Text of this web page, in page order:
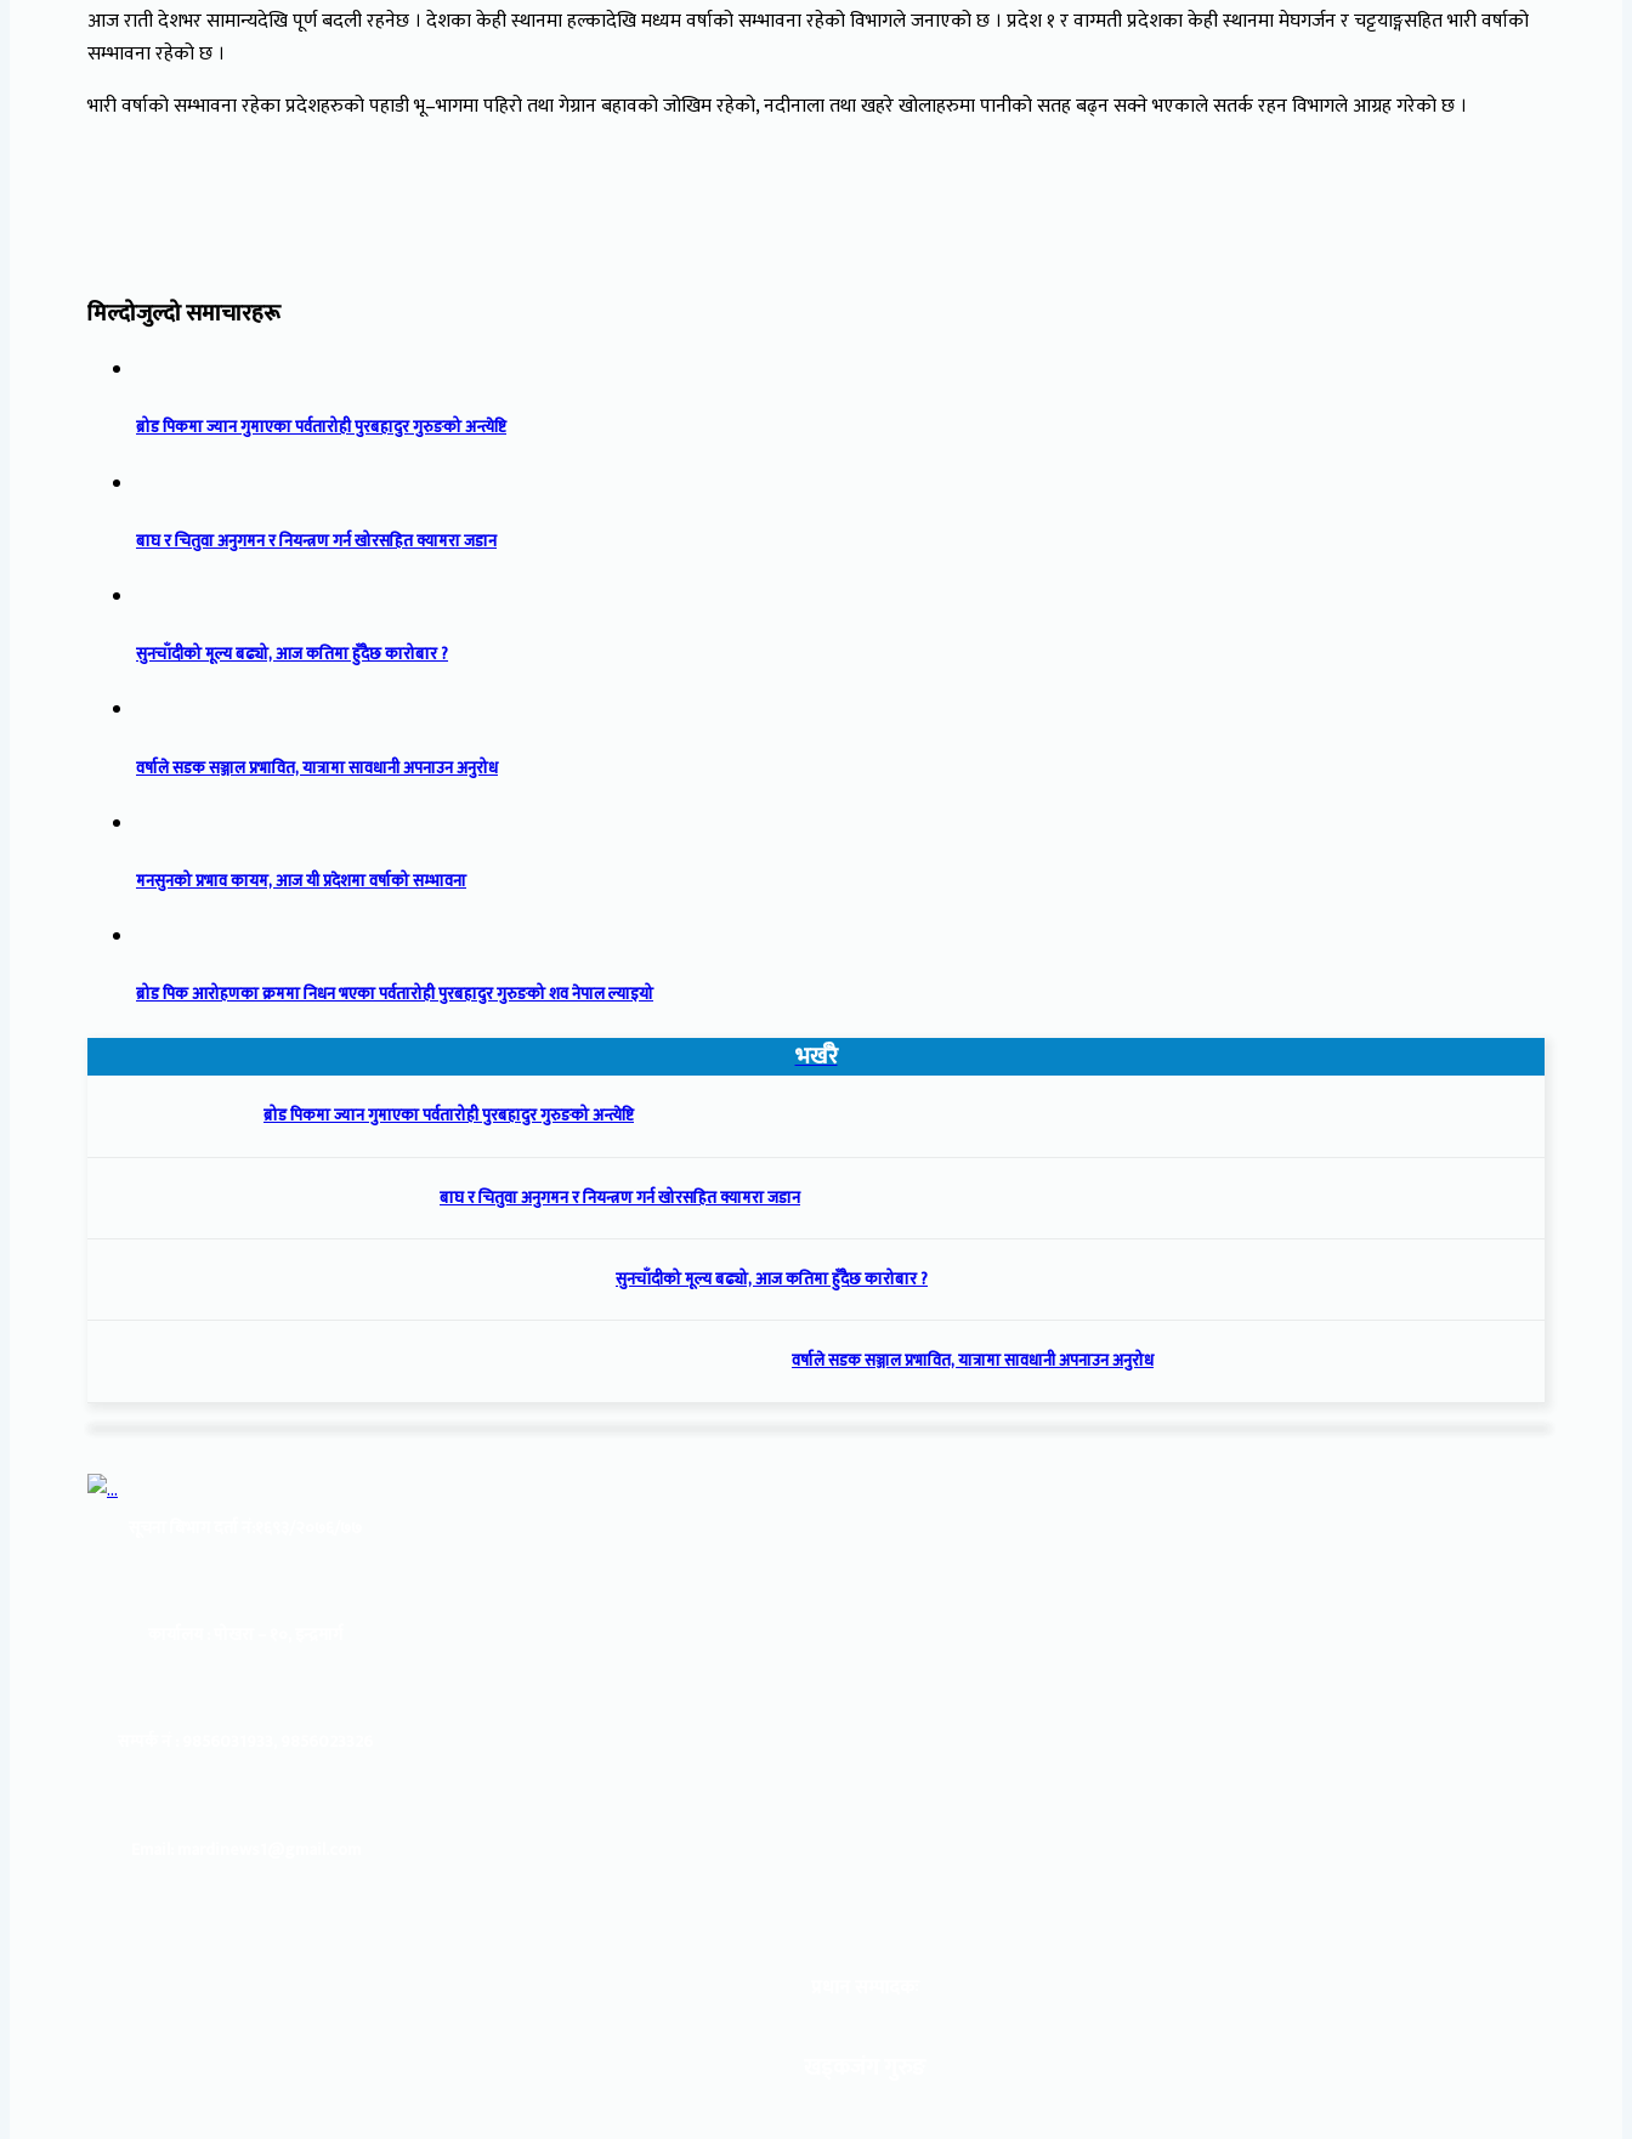
आज राती देशभर सामान्यदेखि पूर्ण बदली रहनेछ । देशका केही स्थानमा हल्कादेखि मध्यम वर्षाको सम्भावना रहेको विभागले जनाएको छ । प्रदेश १ र वाग्मती प्रदेशका केही स्थानमा मेघगर्जन र चट्टयाङ्गसहित भारी वर्षाको
सम्भावना रहेको छ ।
भारी वर्षाको सम्भावना रहेका प्रदेशहरुको पहाडी भू–भागमा पहिरो तथा गेग्रान बहावको जोखिम रहेको, नदीनाला तथा खहरे खोलाहरुमा पानीको सतह बढ्न सक्ने भएकाले सतर्क रहन विभागले आग्रह गरेको छ ।
मिल्दोजुल्दो समाचारहरू
ब्रोड पिकमा ज्यान गुमाएका पर्वतारोही पुरबहादुर गुरुङको अन्त्येष्टि
बाघ र चितुवा अनुगमन र नियन्त्रण गर्न खोरसहित क्यामरा जडान
सुनचाँदीको मूल्य बढ्यो, आज कतिमा हुँदैछ कारोबार ?
वर्षाले सडक सञ्जाल प्रभावित, यात्रामा सावधानी अपनाउन अनुरोध
मनसुनको प्रभाव कायम, आज यी प्रदेशमा वर्षाको सम्भावना
ब्रोड पिक आरोहणका क्रममा निधन भएका पर्वतारोही पुरबहादुर गुरुङको शव नेपाल ल्याइयो
भर्खरै
ब्रोड पिकमा ज्यान गुमाएका पर्वतारोही पुरबहादुर गुरुङको अन्त्येष्टि
बाघ र चितुवा अनुगमन र नियन्त्रण गर्न खोरसहित क्यामरा जडान
सुनचाँदीको मूल्य बढ्यो, आज कतिमा हुँदैछ कारोबार ?
वर्षाले सडक सञ्जाल प्रभावित, यात्रामा सावधानी अपनाउन अनुरोध